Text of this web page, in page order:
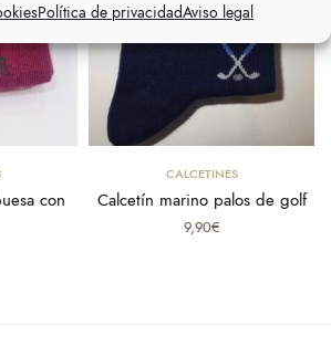
Política de privacidadAviso legal
con
Select options
CALCETINES
Calcetín marino palos de golf
9,90€